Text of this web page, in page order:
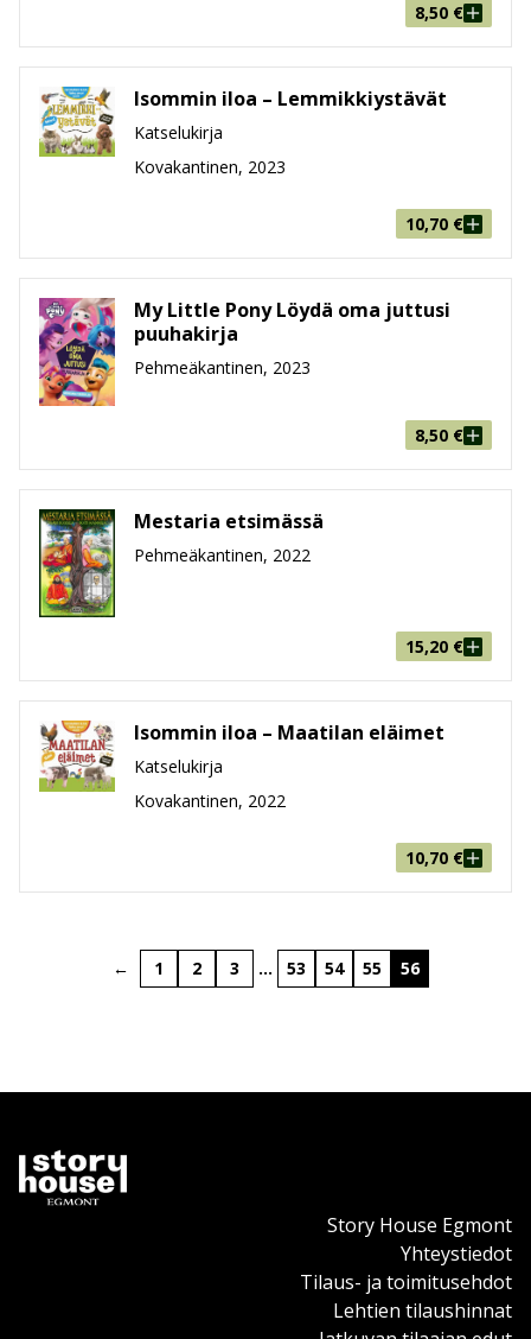
8,50 €
Isommin iloa – Lemmikkiystävät
Katselukirja
Kovakantinen, 2023
10,70 €
My Little Pony Löydä oma juttusi
puuhakirja
Pehmeäkantinen, 2023
8,50 €
Mestaria etsimässä
Pehmeäkantinen, 2022
15,20 €
Isommin iloa – Maatilan eläimet
Katselukirja
Kovakantinen, 2022
10,70 €
← 1 2 3 … 53 54 55 56
Story House Egmont
Yhteystiedot
Tilaus- ja toimitusehdot
Lehtien tilaushinnat